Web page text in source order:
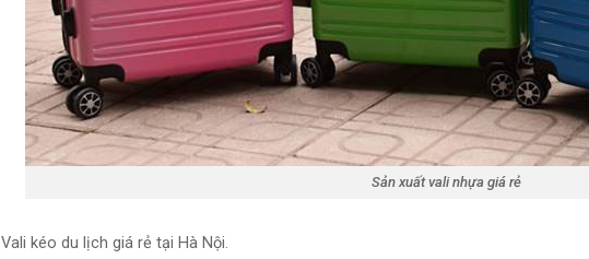
Sản xuất vali nhựa giá rẻ
Vali kéo du lịch giá rẻ tại Hà Nội.